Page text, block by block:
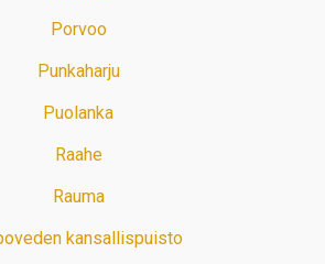
Porvoo
Punkaharju
Puolanka
Raahe
Rauma
kansallispuisto